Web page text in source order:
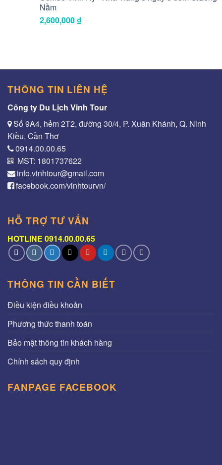
Nằm
2,600,000 ₫
THÔNG TIN LIÊN HỆ
Công ty Du Lịch Vinh Tour
Số 9A4, hẻm 2T2, đường 30/4, P. Xuân Khánh, Q. Ninh
Kiều, Cần Thơ
0914.00.00.65
MST: 1801737622
info.vinhtour@gmail.com
facebook.com/vinhtourvn/
HỖ TRỢ TƯ VẤN
HOTLINE 0914.00.00.65
THÔNG TIN CẦN BIẾT
Điều kiện điều khoản
Phương thức thanh toán
Bảo mật thông tin khách hàng
Chính sách quy định
FANPAGE FACEBOOK